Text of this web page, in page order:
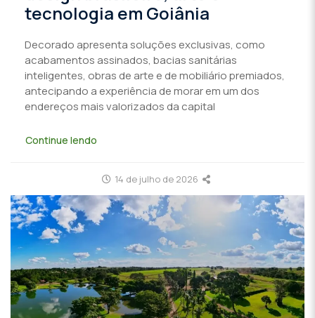
tecnologia em Goiânia
Decorado apresenta soluções exclusivas, como
acabamentos assinados, bacias sanitárias
inteligentes, obras de arte e de mobiliário premiados,
antecipando a experiência de morar em um dos
endereços mais valorizados da capital
Continue lendo
14 de julho de 2026